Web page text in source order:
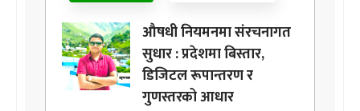
औषधी नियमनमा संरचनागत
सुधार : प्रदेशमा बिस्तार,
डिजिटल रूपान्तरण र
गुणस्तरको आधार